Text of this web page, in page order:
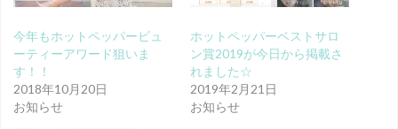
今年もホットペッパービュ
ーティーアワード狙いま
す！！
2018年10月20日
お知らせ
ホットペッパーベストサロ
ン賞2019が今日から掲載さ
れました☆
2019年2月21日
お知らせ